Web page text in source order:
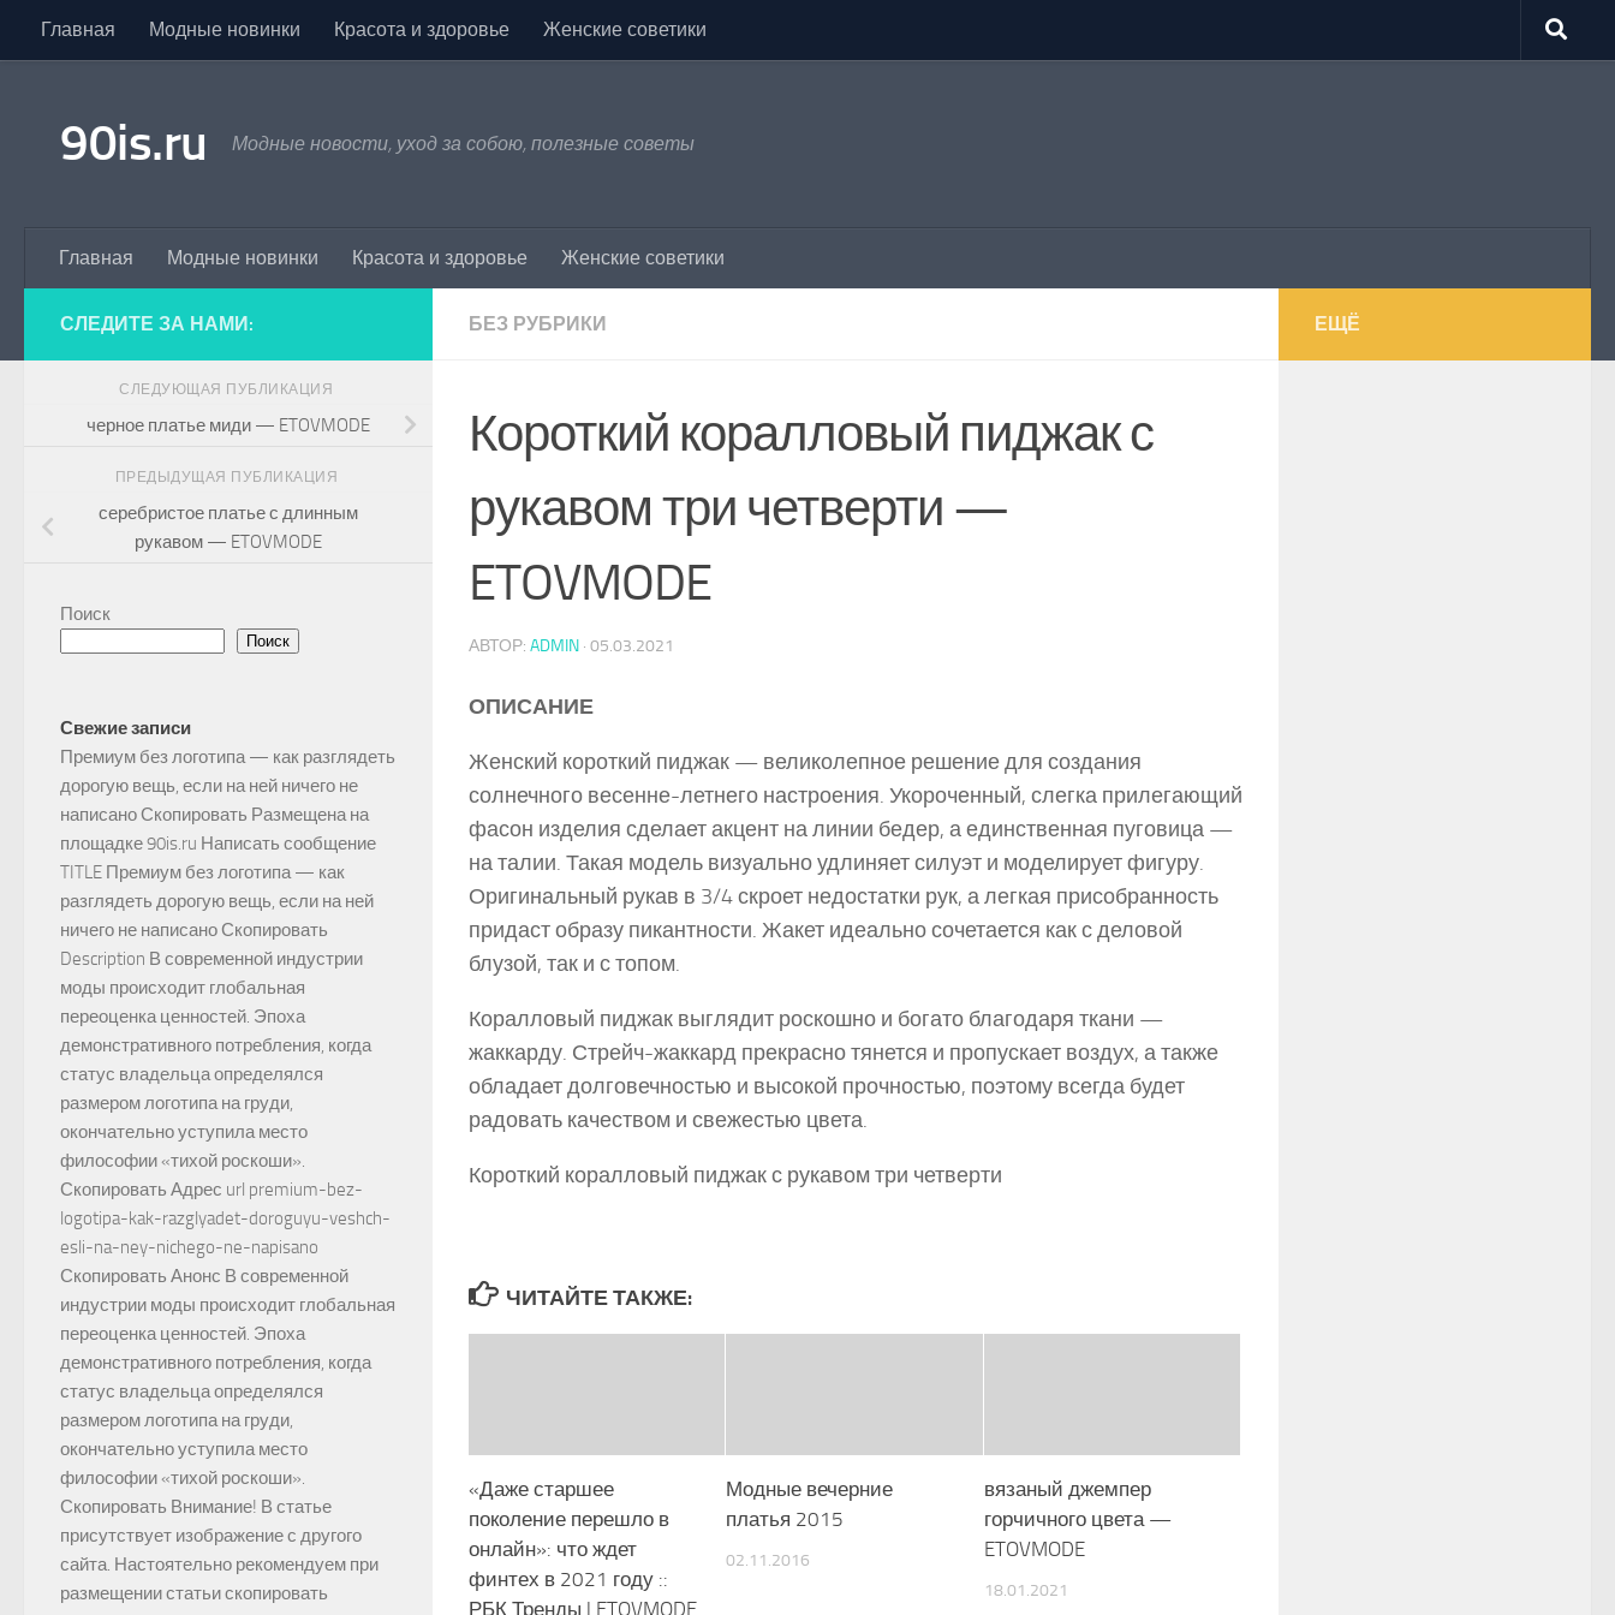
Skip to content
Главная Модные новинки Красота и здоровье Женские советики
90is.ru Модные новости, уход за собою, полезные советы
Главная Модные новинки Красота и здоровье Женские советики
БЕЗ РУБРИКИ
Короткий коралловый пиджак с
рукавом три четверти —
ETOVMODE
АВТОР: ADMIN · 05.03.2021
ОПИСАНИЕ
Женский короткий пиджак — великолепное решение для создания
солнечного весенне-летнего настроения. Укороченный, слегка прилегающий
фасон изделия сделает акцент на линии бедер, а единственная пуговица —
на талии. Такая модель визуально удлиняет силуэт и моделирует фигуру.
Оригинальный рукав в 3/4 скроет недостатки рук, а легкая присобранность
придаст образу пикантности. Жакет идеально сочетается как с деловой
блузой, так и с топом.
Коралловый пиджак выглядит роскошно и богато благодаря ткани —
жаккарду. Стрейч-жаккард прекрасно тянется и пропускает воздух, а также
обладает долговечностью и высокой прочностью, поэтому всегда будет
радовать качеством и свежестью цвета.
Короткий коралловый пиджак с рукавом три четверти
ЧИТАЙТЕ ТАКЖЕ:
«Даже старшее
поколение перешло в
онлайн»: что ждет
финтех в 2021 году ::
РБК Тренды | ETOVMODE
Модные вечерние
платья 2015
02.11.2016
вязаный джемпер
горчичного цвета —
ETOVMODE
18.01.2021
СЛЕДИТЕ ЗА НАМИ:
СЛЕДУЮЩАЯ ПУБЛИКАЦИЯ
черное платье миди — ETOVMODE
ПРЕДЫДУЩАЯ ПУБЛИКАЦИЯ
серебристое платье с длинным
рукавом — ETOVMODE
Поиск
Поиск
Свежие записи
Премиум без логотипа — как разглядеть
дорогую вещь, если на ней ничего не
написано Скопировать Размещена на
площадке 90is.ru Написать сообщение
TITLE Премиум без логотипа — как
разглядеть дорогую вещь, если на ней
ничего не написано Скопировать
Description В современной индустрии
моды происходит глобальная
переоценка ценностей. Эпоха
демонстративного потребления, когда
статус владельца определялся
размером логотипа на груди,
окончательно уступила место
философии «тихой роскоши».
Скопировать Адрес url premium-bez-
logotipa-kak-razglyadet-doroguyu-veshch-
esli-na-ney-nichego-ne-napisano
Скопировать Анонс В современной
индустрии моды происходит глобальная
переоценка ценностей. Эпоха
демонстративного потребления, когда
статус владельца определялся
размером логотипа на груди,
окончательно уступила место
философии «тихой роскоши».
Скопировать Внимание! В статье
присутствует изображение с другого
сайта. Настоятельно рекомендуем при
размещении статьи скопировать
ЕЩЁ